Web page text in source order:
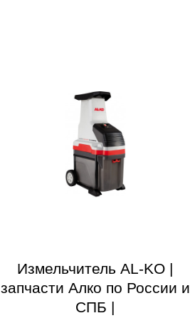
Измельчитель AL-KO |
запчасти Алко по России и
СПБ |